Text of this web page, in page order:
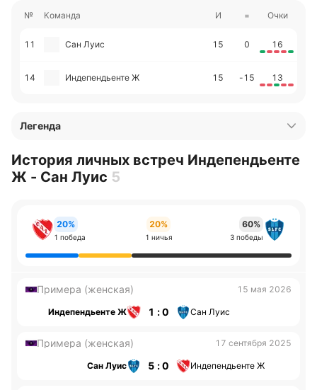
№ Команда И = Очки
11 Сан Луис 15 0 16
14 Индепендьенте Ж 15 -15 13
Легенда
История личных встреч Индепендьенте
Ж - Сан Луис 5
20%
1 победа
20%
1 ничья
60%
3 победы
Примера (женская) 15 мая 2026
Индепендьенте Ж 1 : 0 Сан Луис
Примера (женская) 17 сентября 2025
Сан Луис 5 : 0 Индепендьенте Ж